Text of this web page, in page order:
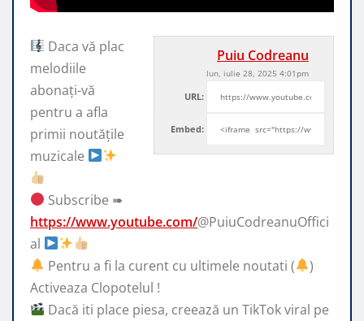
Puiu Codreanu
lun, iulie 28, 2025 4:01pm
URL:
Embed:
Daca vă plac
melodiile
abonați-vă
pentru a afla
primii noutățile
muzicale
Subscribe ➠
https://www.youtube.com/@PuiuCodreanuOffici
al
Pentru a fi la curent cu ultimele noutati (
)
Activeaza Clopotelul !
Dacă iti place piesa, creează un TikTok viral pe